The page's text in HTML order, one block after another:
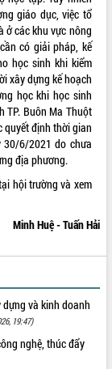
giáo dục, việc tổ
ở các khu vực nông
có giải pháp, kế
học sinh khi kiểm
xây dựng kế hoạch
học khi học sinh
TP. Buôn Ma Thuột
quyết định thời gian
30/6/2021 do chưa
địa phương.
hội trường và xem
Minh Huệ - Tuấn Hải
và kinh doanh
19:47)
nghệ, thúc đẩy